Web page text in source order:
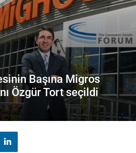
Başına Migros
Özgür Tort seçildi